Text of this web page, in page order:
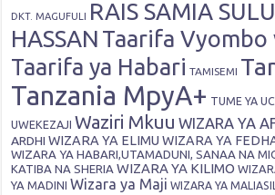
DKT. MAGUFULI RAIS SAMIA
HASSAN Taarifa Vyombo
Taarifa ya Habari TAMISEMI
Tanzania MpyA+ TUME YA
UWEKEZAJI Waziri Mkuu WIZARA YA
ARDHI WIZARA YA ELIMU WIZARA YA
WIZARA YA HABARI,UTAMADUNI, SANAA NA
KATIBA NA SHERIA WIZARA YA KILIMO
YA MADINI Wizara ya Maji WIZARA YA